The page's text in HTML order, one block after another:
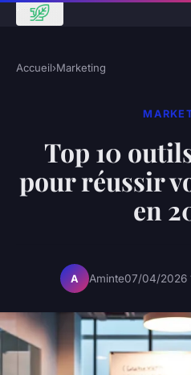
Accueil›Marketing
Top 10
pour réussir
en
A Aminte07/04/2026